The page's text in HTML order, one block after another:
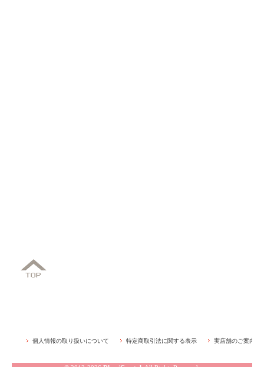
個人情報の取り扱いについて 特定商取引法に関する表示 実店舗のご案内